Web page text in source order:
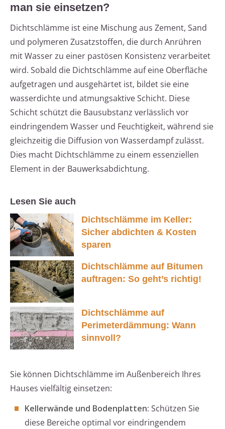
man sie einsetzen?
Dichtschlämme ist eine Mischung aus Zement, Sand
und polymeren Zusatzstoffen, die durch Anrühren
mit Wasser zu einer pastösen Konsistenz verarbeitet
wird. Sobald die Dichtschlämme auf eine Oberfläche
aufgetragen und ausgehärtet ist, bildet sie eine
wasserdichte und atmungsaktive Schicht. Diese
Schicht schützt die Bausubstanz verlässlich vor
eindringendem Wasser und Feuchtigkeit, während sie
gleichzeitig die Diffusion von Wasserdampf zulässt.
Dies macht Dichtschlämme zu einem essenziellen
Element in der Bauwerksabdichtung.
Lesen Sie auch
Dichtschlämme im Keller:
Sicher abdichten & Kosten
sparen
Dichtschlämme auf Bitumen
auftragen: So geht’s richtig!
Dichtschlämme auf
Perimeterdämmung: Wann
sinnvoll?
Sie können Dichtschlämme im Außenbereich Ihres
Hauses vielfältig einsetzen:
Kellerwände und Bodenplatten: Schützen Sie
diese Bereiche optimal vor eindringendem